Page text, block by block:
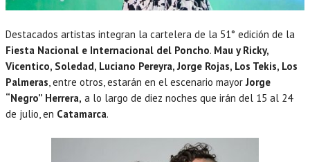
Destacados artistas integran la cartelera de la 51° edición de la
Fiesta Nacional e Internacional del Poncho. Mau y Ricky,
Vicentico, Soledad, Luciano Pereyra, Jorge Rojas, Los Tekis, Los
Palmeras, entre otros, estarán en el escenario mayorJorge
“Negro” Herrera, a lo largo de diez noches que irán del 15 al 24
de julio, en Catamarca.